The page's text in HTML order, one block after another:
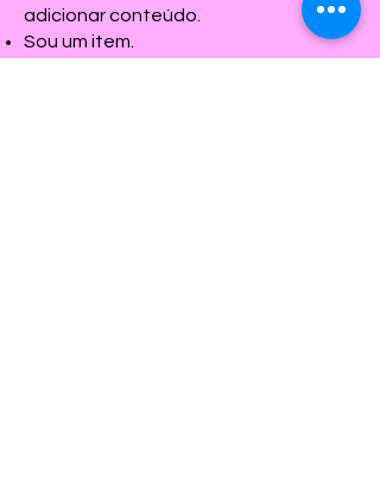
adicionar conteúdo.
Sou um item.